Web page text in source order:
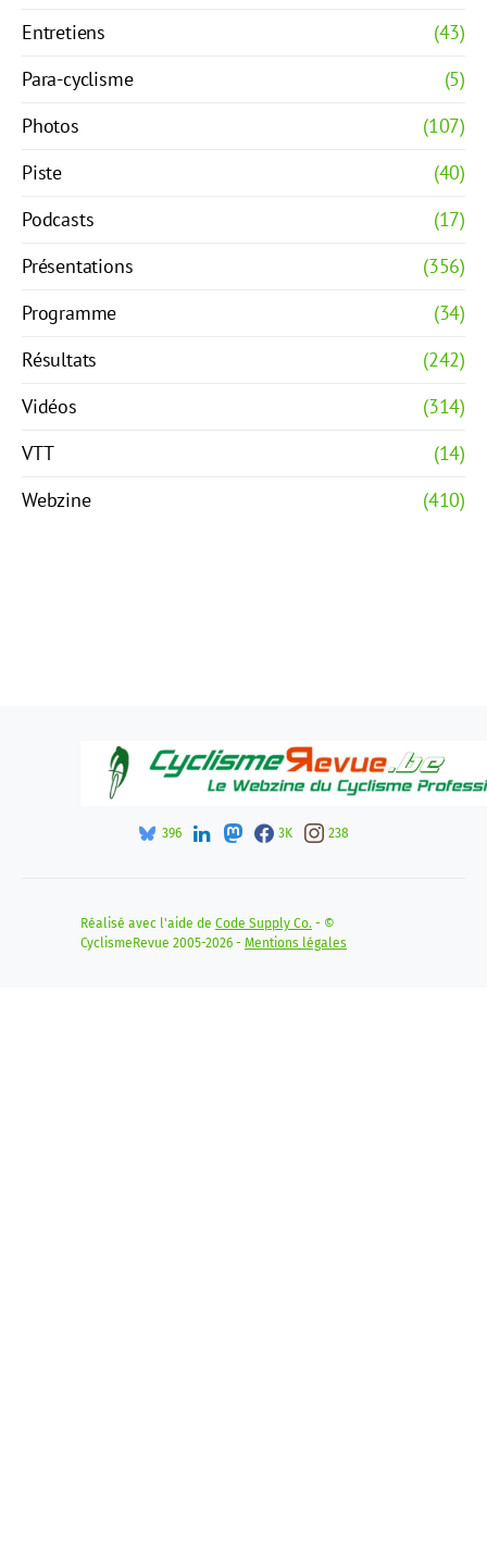
Entretiens
(43)
Para-cyclisme
(5)
Photos
(107)
Piste
(40)
Podcasts
(17)
Présentations
(356)
Programme
(34)
Résultats
(242)
Vidéos
(314)
VTT
(14)
Webzine
(410)
396 3K 238
Réalisé avec l'aide de Code Supply Co. - ©
CyclismeRevue 2005-2026 - Mentions légales